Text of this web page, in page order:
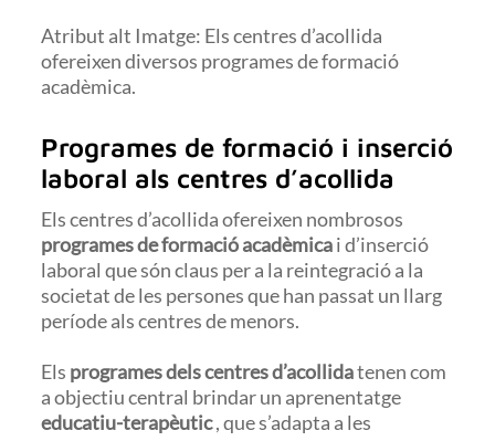
Atribut alt Imatge: Els centres d’acollida
ofereixen diversos programes de formació
acadèmica.
Programes de formació i inserció
laboral als centres d’acollida
Els centres d’acollida ofereixen nombrosos
programes de formació acadèmicai d’inserció
laboral que són claus per a la reintegració a la
societat de les persones que han passat un llarg
període als centres de menors.
Els programes dels centres d’acollidatenen com
a objectiu central brindar un aprenentatge
educatiu-terapèutic, que s’adapta a les